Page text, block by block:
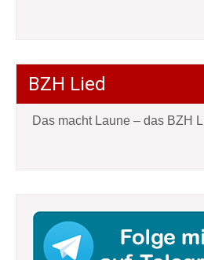
BZH Lied
Das macht Laune – das BZH